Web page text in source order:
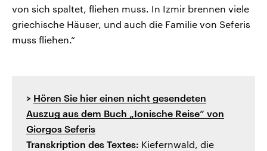
von sich spaltet, fliehen muss. In Izmir brennen viele
griechische Häuser, und auch die Familie von Seferis
muss fliehen.“
> Hören Sie hier einen nicht gesendeten
Auszug aus dem Buch „Ionische Reise“ von
Giorgos Seferis
Transkription des Textes: Kiefernwald, die